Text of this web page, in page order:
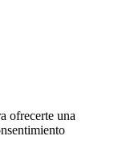
ofrecerte una